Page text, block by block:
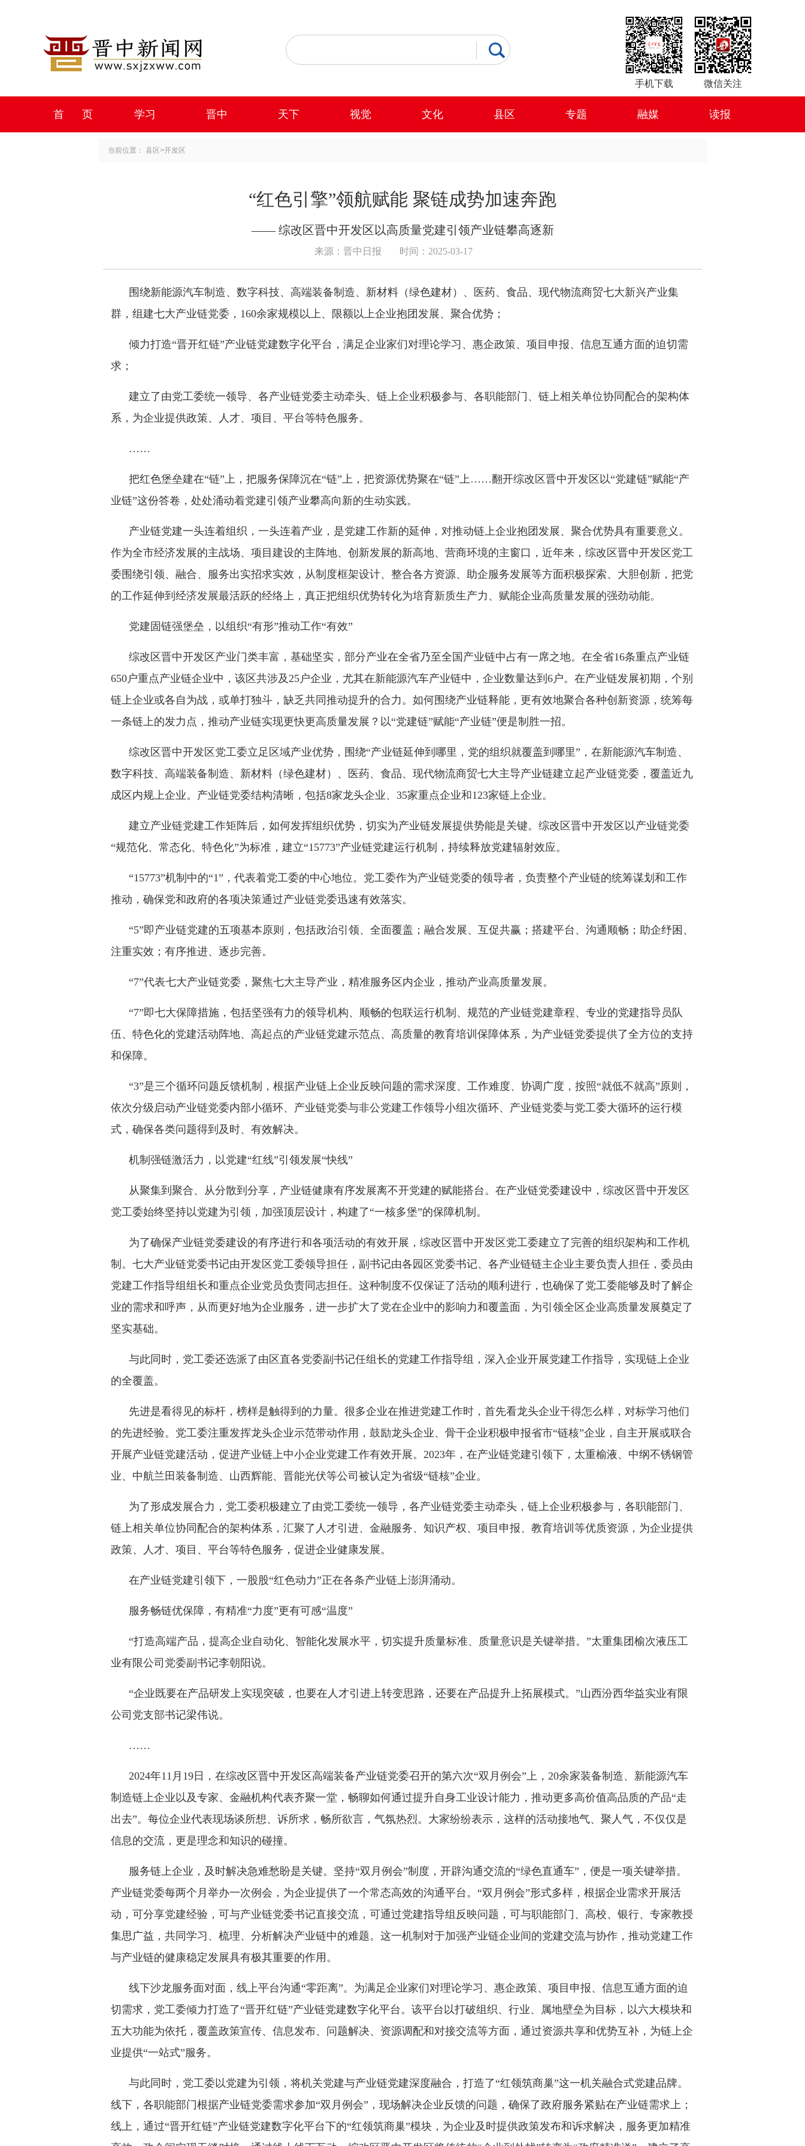
手机下载 微信关注
首 页 学习 晋中 天下 视觉 文化 县区 专题 融媒 读报
当前位置： 县区>开发区
“红色引擎”领航赋能 聚链成势加速奔跑
—— 综改区晋中开发区以高质量党建引领产业链攀高逐新
来源：晋中日报 时间：2025-03-17
围绕新能源汽车制造、数字科技、高端装备制造、新材料（绿色建材）、医药、食品、现代物流商贸七大新兴产业集
群，组建七大产业链党委，160余家规模以上、限额以上企业抱团发展、聚合优势；
倾力打造“晋开红链”产业链党建数字化平台，满足企业家们对理论学习、惠企政策、项目申报、信息互通方面的迫切需
求；
建立了由党工委统一领导、各产业链党委主动牵头、链上企业积极参与、各职能部门、链上相关单位协同配合的架构体
系，为企业提供政策、人才、项目、平台等特色服务。
……
把红色堡垒建在“链”上，把服务保障沉在“链”上，把资源优势聚在“链”上……翻开综改区晋中开发区以“党建链”赋能“产
业链”这份答卷，处处涌动着党建引领产业攀高向新的生动实践。
产业链党建一头连着组织，一头连着产业，是党建工作新的延伸，对推动链上企业抱团发展、聚合优势具有重要意义。
作为全市经济发展的主战场、项目建设的主阵地、创新发展的新高地、营商环境的主窗口，近年来，综改区晋中开发区党工
委围绕引领、融合、服务出实招求实效，从制度框架设计、整合各方资源、助企服务发展等方面积极探索、大胆创新，把党
的工作延伸到经济发展最活跃的经络上，真正把组织优势转化为培育新质生产力、赋能企业高质量发展的强劲动能。
党建固链强堡垒，以组织“有形”推动工作“有效”
综改区晋中开发区产业门类丰富，基础坚实，部分产业在全省乃至全国产业链中占有一席之地。在全省16条重点产业链
650户重点产业链企业中，该区共涉及25户企业，尤其在新能源汽车产业链中，企业数量达到6户。在产业链发展初期，个别
链上企业或各自为战，或单打独斗，缺乏共同推动提升的合力。如何围绕产业链释能，更有效地聚合各种创新资源，统筹每
一条链上的发力点，推动产业链实现更快更高质量发展？以“党建链”赋能“产业链”便是制胜一招。
综改区晋中开发区党工委立足区域产业优势，围绕“产业链延伸到哪里，党的组织就覆盖到哪里”，在新能源汽车制造、
数字科技、高端装备制造、新材料（绿色建材）、医药、食品、现代物流商贸七大主导产业链建立起产业链党委，覆盖近九
成区内规上企业。产业链党委结构清晰，包括8家龙头企业、35家重点企业和123家链上企业。
建立产业链党建工作矩阵后，如何发挥组织优势，切实为产业链发展提供势能是关键。综改区晋中开发区以产业链党委
“规范化、常态化、特色化”为标准，建立“15773”产业链党建运行机制，持续释放党建辐射效应。
“15773”机制中的“1”，代表着党工委的中心地位。党工委作为产业链党委的领导者，负责整个产业链的统筹谋划和工作
推动，确保党和政府的各项决策通过产业链党委迅速有效落实。
“5”即产业链党建的五项基本原则，包括政治引领、全面覆盖；融合发展、互促共赢；搭建平台、沟通顺畅；助企纾困、
注重实效；有序推进、逐步完善。
“7”代表七大产业链党委，聚焦七大主导产业，精准服务区内企业，推动产业高质量发展。
“7”即七大保障措施，包括坚强有力的领导机构、顺畅的包联运行机制、规范的产业链党建章程、专业的党建指导员队
伍、特色化的党建活动阵地、高起点的产业链党建示范点、高质量的教育培训保障体系，为产业链党委提供了全方位的支持
和保障。
“3”是三个循环问题反馈机制，根据产业链上企业反映问题的需求深度、工作难度、协调广度，按照“就低不就高”原则，
依次分级启动产业链党委内部小循环、产业链党委与非公党建工作领导小组次循环、产业链党委与党工委大循环的运行模
式，确保各类问题得到及时、有效解决。
机制强链激活力，以党建“红线”引领发展“快线”
从聚集到聚合、从分散到分享，产业链健康有序发展离不开党建的赋能搭台。在产业链党委建设中，综改区晋中开发区
党工委始终坚持以党建为引领，加强顶层设计，构建了“一核多堡”的保障机制。
为了确保产业链党委建设的有序进行和各项活动的有效开展，综改区晋中开发区党工委建立了完善的组织架构和工作机
制。七大产业链党委书记由开发区党工委领导担任，副书记由各园区党委书记、各产业链链主企业主要负责人担任，委员由
党建工作指导组组长和重点企业党员负责同志担任。这种制度不仅保证了活动的顺利进行，也确保了党工委能够及时了解企
业的需求和呼声，从而更好地为企业服务，进一步扩大了党在企业中的影响力和覆盖面，为引领全区企业高质量发展奠定了
坚实基础。
与此同时，党工委还选派了由区直各党委副书记任组长的党建工作指导组，深入企业开展党建工作指导，实现链上企业
的全覆盖。
先进是看得见的标杆，榜样是触得到的力量。很多企业在推进党建工作时，首先看龙头企业干得怎么样，对标学习他们
的先进经验。党工委注重发挥龙头企业示范带动作用，鼓励龙头企业、骨干企业积极申报省市“链核”企业，自主开展或联合
开展产业链党建活动，促进产业链上中小企业党建工作有效开展。2023年，在产业链党建引领下，太重榆液、中纲不锈钢管
业、中航兰田装备制造、山西辉能、晋能光伏等公司被认定为省级“链核”企业。
为了形成发展合力，党工委积极建立了由党工委统一领导，各产业链党委主动牵头，链上企业积极参与，各职能部门、
链上相关单位协同配合的架构体系，汇聚了人才引进、金融服务、知识产权、项目申报、教育培训等优质资源，为企业提供
政策、人才、项目、平台等特色服务，促进企业健康发展。
在产业链党建引领下，一股股“红色动力”正在各条产业链上澎湃涌动。
服务畅链优保障，有精准“力度”更有可感“温度”
“打造高端产品，提高企业自动化、智能化发展水平，切实提升质量标准、质量意识是关键举措。”太重集团榆次液压工
业有限公司党委副书记李朝阳说。
“企业既要在产品研发上实现突破，也要在人才引进上转变思路，还要在产品提升上拓展模式。”山西汾西华益实业有限
公司党支部书记梁伟说。
……
2024年11月19日，在综改区晋中开发区高端装备产业链党委召开的第六次“双月例会”上，20余家装备制造、新能源汽车
制造链上企业以及专家、金融机构代表齐聚一堂，畅聊如何通过提升自身工业设计能力，推动更多高价值高品质的产品“走
出去”。每位企业代表现场谈所想、诉所求，畅所欲言，气氛热烈。大家纷纷表示，这样的活动接地气、聚人气，不仅仅是
信息的交流，更是理念和知识的碰撞。
服务链上企业，及时解决急难愁盼是关键。坚持“双月例会”制度，开辟沟通交流的“绿色直通车”，便是一项关键举措。
产业链党委每两个月举办一次例会，为企业提供了一个常态高效的沟通平台。“双月例会”形式多样，根据企业需求开展活
动，可分享党建经验，可与产业链党委书记直接交流，可通过党建指导组反映问题，可与职能部门、高校、银行、专家教授
集思广益，共同学习、梳理、分析解决产业链中的难题。这一机制对于加强产业链企业间的党建交流与协作，推动党建工作
与产业链的健康稳定发展具有极其重要的作用。
线下沙龙服务面对面，线上平台沟通“零距离”。为满足企业家们对理论学习、惠企政策、项目申报、信息互通方面的迫
切需求，党工委倾力打造了“晋开红链”产业链党建数字化平台。该平台以打破组织、行业、属地壁垒为目标，以六大模块和
五大功能为依托，覆盖政策宣传、信息发布、问题解决、资源调配和对接交流等方面，通过资源共享和优势互补，为链上企
业提供“一站式”服务。
与此同时，党工委以党建为引领，将机关党建与产业链党建深度融合，打造了“红领筑商巢”这一机关融合式党建品牌。
线下，各职能部门根据产业链党委需求参加“双月例会”，现场解决企业反馈的问题，确保了政府服务紧贴在产业链需求上；
线上，通过“晋开红链”产业链党建数字化平台下的“红领筑商巢”模块，为企业及时提供政策发布和诉求解决，服务更加精准